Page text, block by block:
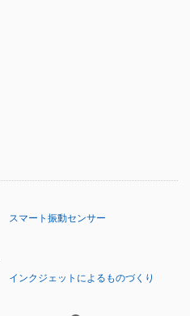
スマート振動センサー
インクジェットによるものづくり